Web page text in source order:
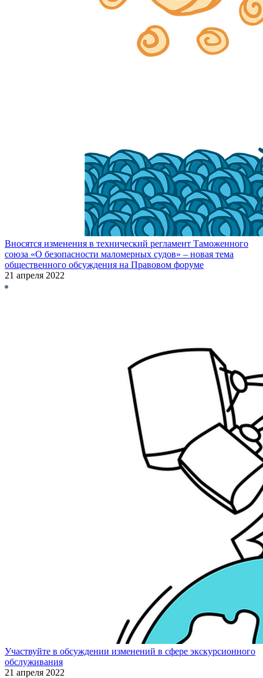
Вносятся изменения в технический регламент Таможенного
союза «О безопасности маломерных судов» – новая тема
общественного обсуждения на Правовом форуме
21 апреля 2022
Участвуйте в обсуждении изменений в сфере экскурсионного
обслуживания
21 апреля 2022